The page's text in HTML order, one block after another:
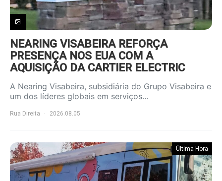
NEARING VISABEIRA REFORÇA
PRESENÇA NOS EUA COM A
AQUISIÇÃO DA CARTIER ELECTRIC
A Nearing Visabeira, subsidiária do Grupo Visabeira e
um dos líderes globais em serviços…
Rua Direita 2026.08.05
Última Hora